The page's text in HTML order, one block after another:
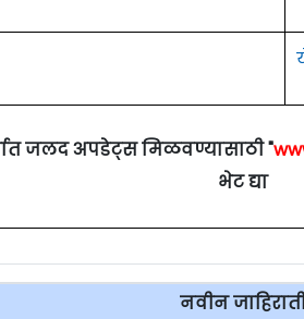
जलद अपडेट्स मिळवण्यासाठी "
भेट द्या
नवीन